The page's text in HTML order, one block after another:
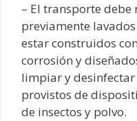
– El transporte debe
previamente
estar construidos
corrosión y
limpiar y desinfectar
provistos de
de insectos y polvo.